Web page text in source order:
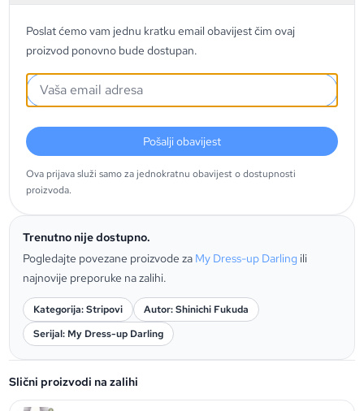
Poslat ćemo vam jednu kratku email obavijest čim ovaj
proizvod ponovno bude dostupan.
Pošalji obavijest
Ova prijava služi samo za jednokratnu obavijest o dostupnosti
proizvoda.
Trenutno nije dostupno.
Pogledajte povezane proizvode za My Dress-up Darling ili
najnovije preporuke na zalihi.
Kategorija: Stripovi
Autor: Shinichi Fukuda
Serijal: My Dress-up Darling
Slični proizvodi na zalihi